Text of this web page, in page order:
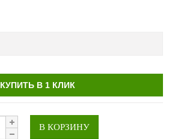
КУПИТЬ В 1 КЛИК
В КОРЗИНУ